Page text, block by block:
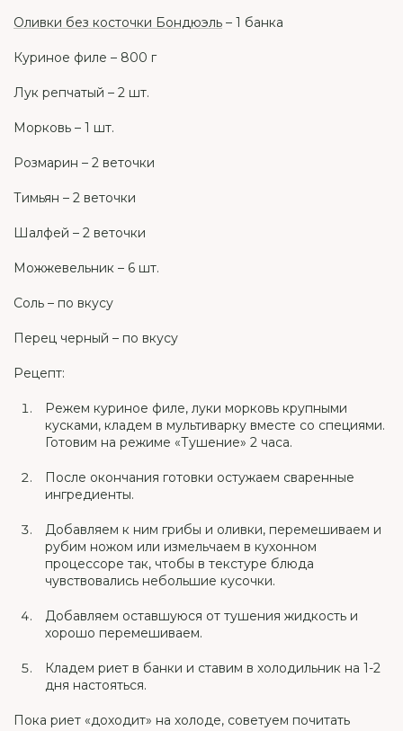
Оливки без косточки Бондюэль – 1 банка
Куриное филе – 800 г
Лук репчатый – 2 шт.
Морковь – 1 шт.
Розмарин – 2 веточки
Тимьян – 2 веточки
Шалфей – 2 веточки
Можжевельник – 6 шт.
Соль – по вкусу
Перец черный – по вкусу
Рецепт:
Режем куриное филе, луки морковь крупными
кусками, кладем в мультиварку вместе со специями.
Готовим на режиме «Тушение» 2 часа.
После окончания готовки остужаем сваренные
ингредиенты.
Добавляем к ним грибы и оливки, перемешиваем и
рубим ножом или измельчаем в кухонном
процессоре так, чтобы в текстуре блюда
чувствовались небольшие кусочки.
Добавляем оставшуюся от тушения жидкость и
хорошо перемешиваем.
Кладем риет в банки и ставим в холодильник на 1-2
дня настояться.
Пока риет «доходит» на холоде, советуем почитать